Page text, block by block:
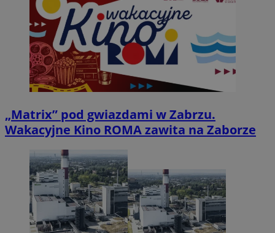
„Matrix” pod gwiazdami w Zabrzu.
Wakacyjne Kino ROMA zawita na Zaborze